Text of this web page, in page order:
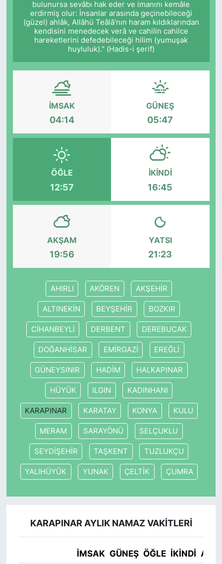
bulunursa sevâbı hak eder ve imanını kemâle
erdirmiş olur: İnsanlar arasında geçinebileceği
(güzel) ahlâk, Allâhü Teâlâ'nın haram kıldıklarından
kendisini menedecek verâ ve cahilin cahilce
hareketlerini defedebileceği hilim (yumuşak
huyluluk)." (Hadis-i şerif)
İMSAK
04:14
GÜNEŞ
05:47
ÖĞLE
12:57
İKINDI
16:45
AKŞAM
19:56
YATSI
21:23
AHIRLI AKÖREN AKŞEHİR
ALTINEKİN BEYŞEHİR BOZKIR
CİHANBEYLİ DERBENT DEREBUCAK
DOĞANHİSAR EMİRGAZİ EREĞLİ
GÜNEYSINIR HADİM HALKAPINAR
HÜYÜK ILGIN KADINHANI
KARAPINAR KARATAY KONYA KULU
MERAM SARAYÖNÜ SELÇUKLU
SEYDİŞEHİR TAŞKENT TUZLUKÇU
YALIHÜYÜK YUNAK ÇELTİK ÇUMRA
KARAPINAR AYLIK NAMAZ VAKITLERI
İMSAK GÜNEŞ ÖĞLE İKINDI
Siyaset
YEREL HABER
Haberde insan
Tanıtım